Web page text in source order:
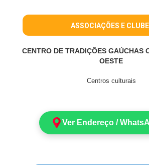
ASSOCIAÇÕES E
CENTRO DE TRADIÇÕES GAÚCHAS
OESTE
Centros culturais
Ver Endereço /